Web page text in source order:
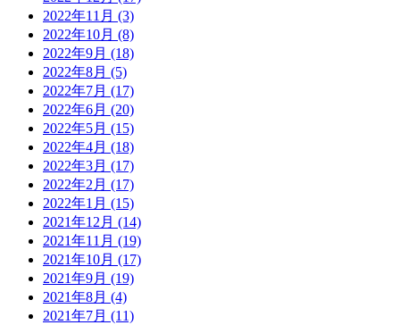
2022年11月 (3)
2022年10月 (8)
2022年9月 (18)
2022年8月 (5)
2022年7月 (17)
2022年6月 (20)
2022年5月 (15)
2022年4月 (18)
2022年3月 (17)
2022年2月 (17)
2022年1月 (15)
2021年12月 (14)
2021年11月 (19)
2021年10月 (17)
2021年9月 (19)
2021年8月 (4)
2021年7月 (11)